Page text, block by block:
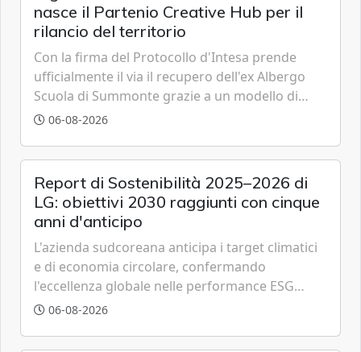
nasce il Partenio Creative Hub per il
rilancio del territorio
Con la firma del Protocollo d'Intesa prende
ufficialmente il via il recupero dell'ex Albergo
Scuola di Summonte grazie a un modello di
partenariato pubblico-privato e a una rete di
06-08-2026
Report di Sostenibilità 2025–2026 di
LG: obiettivi 2030 raggiunti con cinque
anni d'anticipo
L'azienda sudcoreana anticipa i target climatici
e di economia circolare, confermando
l'eccellenza globale nelle performance ESG
grazie a innovazione, accessibilità e governance
06-08-2026